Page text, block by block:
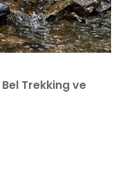
Trekking ve